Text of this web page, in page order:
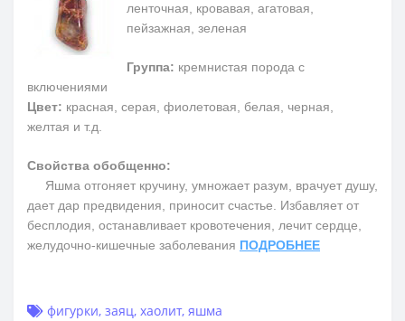
ленточная, кровавая, агатовая,
пейзажная, зеленая
Группа: кремнистая порода с
включениями
Цвет: красная, серая, фиолетовая, белая, черная,
желтая и т.д.
Свойства обобщенно:
Яшма отгоняет кручину, умножает разум, врачует душу,
дает дар предвидения, приносит счастье. Избавляет от
бесплодия, останавливает кровотечения, лечит сердце,
желудочно-кишечные заболевания ПОДРОБНЕЕ
фигурки, заяц, хаолит, яшма